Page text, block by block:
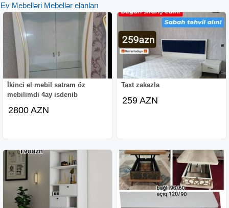
Ev Mebelləri Mebellər elanları
İkinci el mebil satram öz
mebilimdi 4ay isdenib
2800 AZN
Taxt zakazla
259 AZN